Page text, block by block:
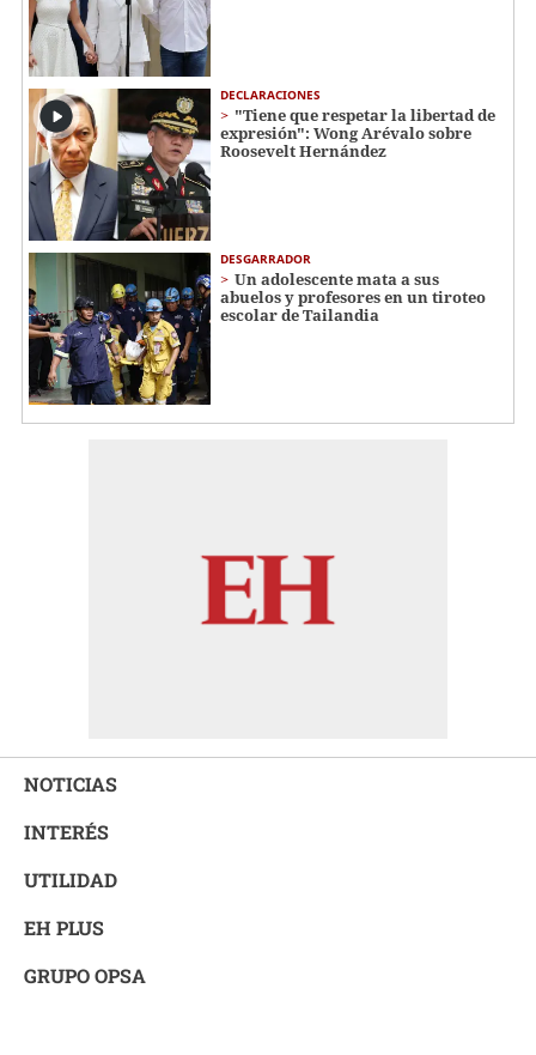
DECLARACIONES
"Tiene que respetar la libertad de
expresión": Wong Arévalo sobre
Roosevelt Hernández
DESGARRADOR
Un adolescente mata a sus
abuelos y profesores en un tiroteo
escolar de Tailandia
NOTICIAS
INTERÉS
UTILIDAD
EH PLUS
GRUPO OPSA